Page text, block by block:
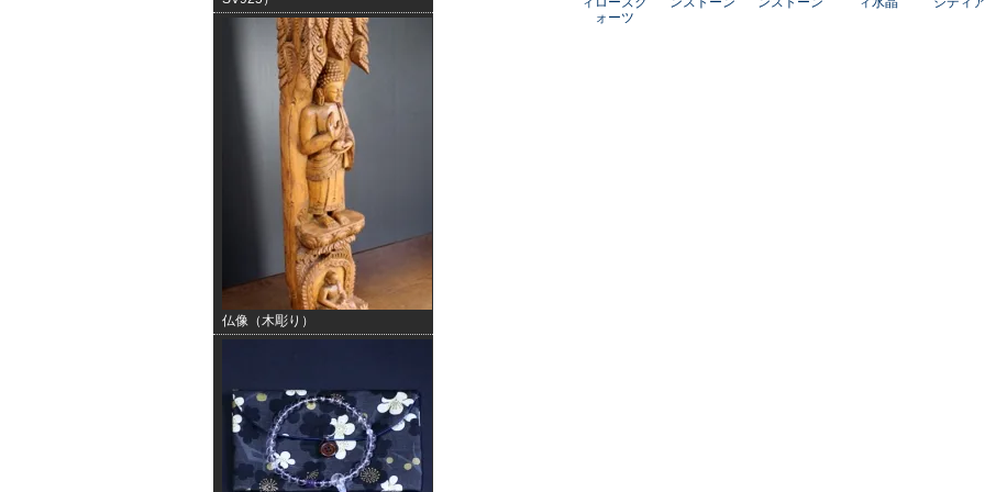
仏像（木彫り）
ォーツ